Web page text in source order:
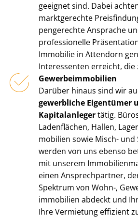
geeignet sind. Dabei
marktgerechte
pen­ge­rech­te Ansprache
professionelle
Immobilie in Attendorn
Interessenten erreicht, die
Ge­wer­be­im­mo­bi­li­en
Darüber hinaus sind wir
gewerbliche Eigentümer
Kapitalanlegertätig.
Ladenflächen, Hallen,
mo­bi­li­en sowie Misch- und
werden von uns ebenso
mit unserem
einen Ansprechpartner,
Spektrum von Wohn-,
im­mo­bi­li­en abdeckt und
Ihre Vermietung effizient